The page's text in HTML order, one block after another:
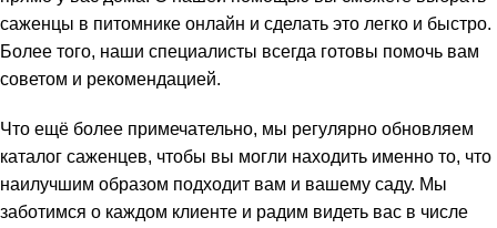
саженцы в питомнике онлайн и сделать это легко и быстро.
Более того, наши специалисты всегда готовы помочь вам
советом и рекомендацией.
Что ещё более примечательно, мы регулярно обновляем
каталог саженцев, чтобы вы могли находить именно то, что
наилучшим образом подходит вам и вашему саду. Мы
заботимся о каждом клиенте и радим видеть вас в числе